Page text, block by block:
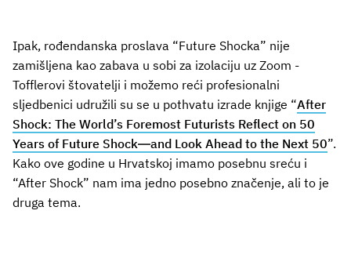
Ipak, rođendanska proslava “Future Shocka” nije
zamišljena kao zabava u sobi za izolaciju uz Zoom -
Tofflerovi štovatelji i možemo reći profesionalni
sljedbenici udružili su se u pothvatu izrade knjige “After
Shock: The World’s Foremost Futurists Reflect on 50
Years of Future Shock―and Look Ahead to the Next 50”.
Kako ove godine u Hrvatskoj imamo posebnu sreću i
“After Shock” nam ima jedno posebno značenje, ali to je
druga tema.